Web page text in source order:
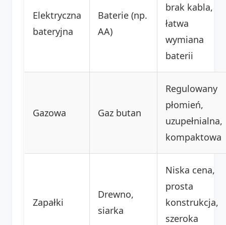
Elektryczna
bateryjna
Baterie (np.
AA)
brak kabla,
łatwa
wymiana
baterii
Gazowa Gaz butan
Regulowany
płomień,
uzupełnialna,
kompaktowa
Zapałki
Drewno,
siarka
Niska cena,
prosta
konstrukcja,
szeroka